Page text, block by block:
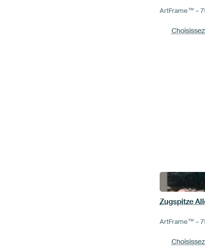
ArtFrame™ –
Zugspitze
ArtFrame™ –